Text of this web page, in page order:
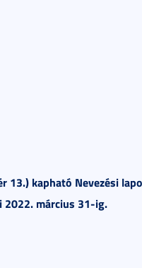
13.) kapható Nevezési
március 31-ig.